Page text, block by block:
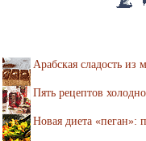
Арабская сладость
Пять рецептов
Новая диета «пеган»: